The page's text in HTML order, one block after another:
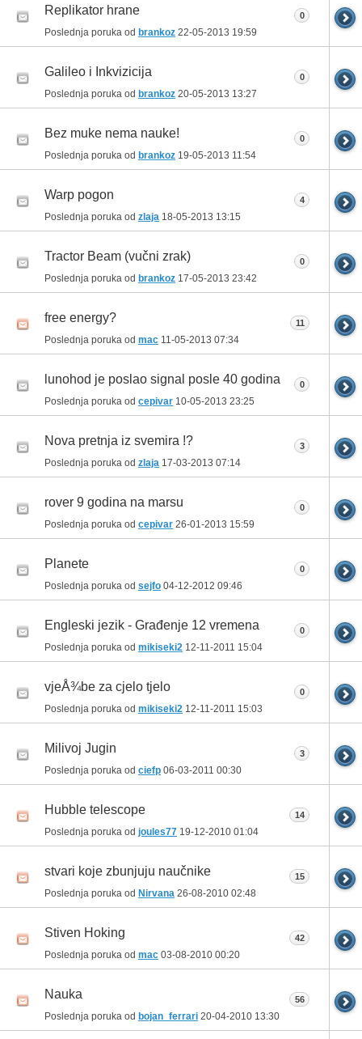
Replikator hrane
Poslednja poruka od brankoz 22-05-2013 19:59
0
Galileo i Inkvizicija
Poslednja poruka od brankoz 20-05-2013 13:27
0
Bez muke nema nauke!
Poslednja poruka od brankoz 19-05-2013 11:54
0
Warp pogon
Poslednja poruka od zlaja 18-05-2013 13:15
4
Tractor Beam (vučni zrak)
Poslednja poruka od brankoz 17-05-2013 23:42
0
free energy?
Poslednja poruka od mac 11-05-2013 07:34
11
lunohod je poslao signal posle 40 godina
Poslednja poruka od cepivar 10-05-2013 23:25
0
Nova pretnja iz svemira !?
Poslednja poruka od zlaja 17-03-2013 07:14
3
rover 9 godina na marsu
Poslednja poruka od cepivar 26-01-2013 15:59
0
Planete
Poslednja poruka od sejfo 04-12-2012 09:46
0
Engleski jezik - Građenje 12 vremena
Poslednja poruka od mikiseki2 12-11-2011 15:04
0
vjeÅ¾be za cjelo tjelo
Poslednja poruka od mikiseki2 12-11-2011 15:03
0
Milivoj Jugin
Poslednja poruka od ciefp 06-03-2011 00:30
3
Hubble telescope
Poslednja poruka od joules77 19-12-2010 01:04
14
stvari koje zbunjuju naučnike
Poslednja poruka od Nirvana 26-08-2010 02:48
15
Stiven Hoking
Poslednja poruka od mac 03-08-2010 00:20
42
Nauka
Poslednja poruka od bojan_ferrari 20-04-2010 13:30
56